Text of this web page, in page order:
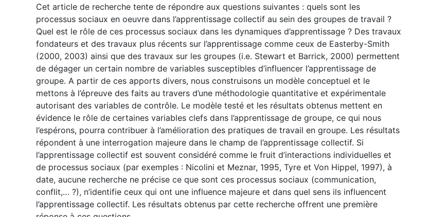
Cet article de recherche tente de répondre aux questions suivantes : quels sont les
processus sociaux en oeuvre dans l’apprentissage collectif au sein des groupes de travail ?
Quel est le rôle de ces processus sociaux dans les dynamiques d’apprentissage ? Des travaux
fondateurs et des travaux plus récents sur l’apprentissage comme ceux de Easterby-Smith
(2000, 2003) ainsi que des travaux sur les groupes (i.e. Stewart et Barrick, 2000) permettent
de dégager un certain nombre de variables susceptibles d’influencer l’apprentissage de
groupe. A partir de ces apports divers, nous construisons un modèle conceptuel et le
mettons à l’épreuve des faits au travers d’une méthodologie quantitative et expérimentale
autorisant des variables de contrôle. Le modèle testé et les résultats obtenus mettent en
évidence le rôle de certaines variables clefs dans l’apprentissage de groupe, ce qui nous
l’espérons, pourra contribuer à l’amélioration des pratiques de travail en groupe. Les résultats
répondent à une interrogation majeure dans le champ de l’apprentissage collectif. Si
l’apprentissage collectif est souvent considéré comme le fruit d’interactions individuelles et
de processus sociaux (par exemples : Nicolini et Meznar, 1995, Tyre et Von Hippel, 1997), à
date, aucune recherche ne précise ce que sont ces processus sociaux (communication,
conflit,… ?), n’identifie ceux qui ont une influence majeure et dans quel sens ils influencent
l’apprentissage collectif. Les résultats obtenus par cette recherche offrent une première